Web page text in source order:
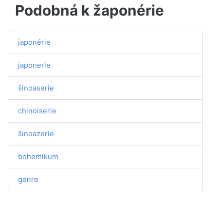
Podobná k žaponérie
japonérie
japonerie
šinoaserie
chinoiserie
šinoazerie
bohemikum
genre